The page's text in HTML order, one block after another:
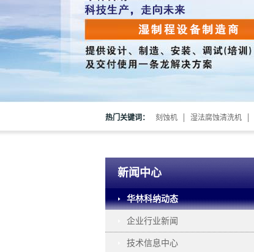
热门关键词： 刻蚀机 湿法腐蚀清洗机
新闻中心
华林科纳动态
企业行业新闻
技术信息中心